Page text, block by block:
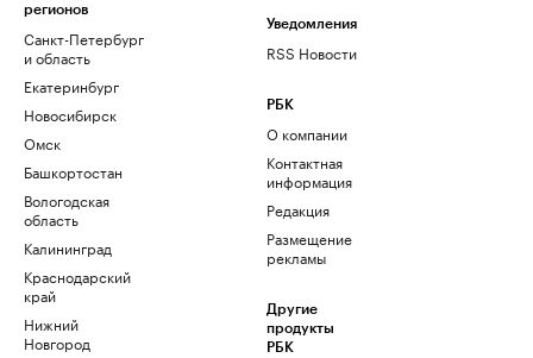
регионов
Санкт-Петербург
и область
Екатеринбург
Новосибирск
Омск
Башкортостан
Вологодская
область
Калининград
Краснодарский
край
Нижний
Новгород
Уведомления
RSS Новости
РБК
О компании
Контактная
информация
Редакция
Размещение
рекламы
Другие
продукты
РБК